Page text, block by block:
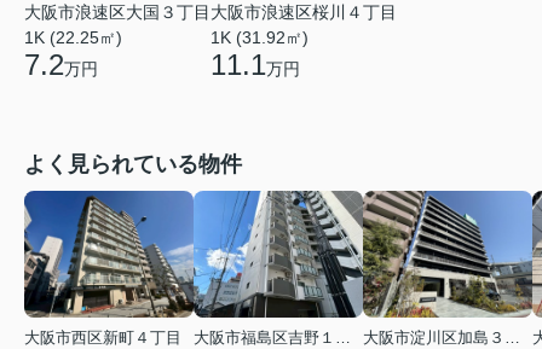
大阪市浪速区大国３丁目
1K (22.25㎡)
7.2万円
大阪市浪速区桜川４丁目
1K (31.92㎡)
11.1万円
よく見られている物件
大阪市西区新町４丁目